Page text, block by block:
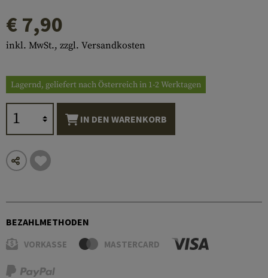
€ 7,90
inkl. MwSt., zzgl. Versandkosten
Lagernd, geliefert nach Österreich in 1-2 Werktagen
IN DEN WARENKORB
BEZAHLMETHODEN
VORKASSE MASTERCARD